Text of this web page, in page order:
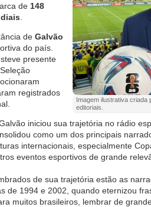
Imagem ilustrativa criada
editoriais.
de 148
de Galvão
do país.
presente
registrados
iniciou sua trajetória no rádio
como um dos principais
internacionais, especialmente
eventos esportivos de grande
de sua trajetória estão as
de 1994 e 2002, quando eternizou
muitos brasileiros, lembrar de